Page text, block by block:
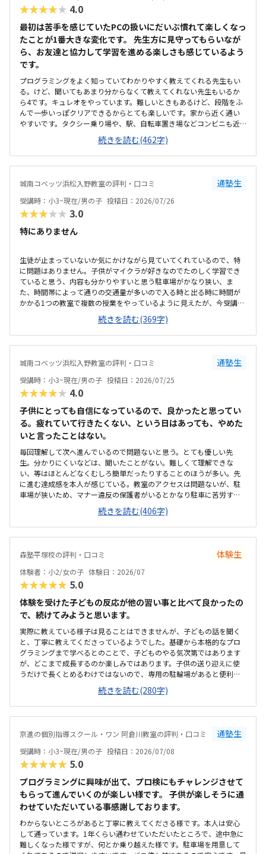
ことがありました。その際お電話いただき、少し延長してもいいです
かとご相談いただきました。時間がきたら終わり、とせずにご対応い
ただけたのでうれしかったです。今のところ特にありませんが、授業
内容が不透明なので習熟度がわからないところでしょうか。ただ本人
は楽しそうに通っています。特にありません。
★★★★★ 4.0
最初は苦手を感じていたPCの扱いにだいぶ慣れて楽しくなっ
たことが1番大きな変化です。 先生方に見守ってもらいなが
ら、お友達と協力して学習を進める楽しさも感じているよう
です。
プログラミングをよく知っていてわかりやすく教えてくれる先生もい
る。けど、聞いてもあまり分からなくて教えてくれない先生もいるか
ら4です。キュレオをやっています。難しいときもあるけど、段階をふ
んで一歩いっぽクリアできるからとても楽しいです。家から近く通い
やすいです。タクシー乗り場や、駅、自転車置き場などコンビニも近
くにあるのでとても便利です。部屋はスッキリしていてきれいで勉強
しやすいです。前に仕切りもあるから集中できる。温度も聞いて調整
してくれるから、過ごしやすいです。教えてもらう時とそうでない時
がある様子なので、あまり教えてもらわない場合には料金的には高い
え合ったりしながらマイペースに学習できるので、喜んで通っていま
す。トイレが教室から見えない離れた場所にあり、クラゼミやビル関
係以外の方も(屋外からも自由に入れる)使えるので、ひとりでトイレに
行かせるのがかなり心配です。学校と違って急かされることなくじっ
くり考えながら学習できるのが嬉しいと言っています。
続きを読む(462字)
城南コベッツ浜松入野教室の評判・口コミ 通塾生
受講時：小3~現在/男の子 投稿日：2026/07/26
★★★★★ 3.0
特にありません
生徒が止まっていないか気にかけながら見ていてくれているので、特
に問題はありません。子供がマイクラが好きなのでたのしく学習でき
ていると思う、内容も分かりやすいと思う駐車場がかなり狭い、ま
た、時間帯によって通りの交通量が多いので入る時と出る時に時間が
かかる1つの教室で複数の授業をやっているように見えたが、今受講し
ているものは他のクラスとかぶっていないので気にはしていないこの
くらいの金額はかかるものだと思う、特に不満はないです。回数も週
一回で特に不満は無いです。静かな雰囲気で学習できるのはよい、先
生も生徒がつまづいていないか気にかけながらされているので問題な
中できないなどの心配がある程度です特にありません
続きを読む(369字)
城南コベッツ浜松入野教室の評判・口コミ 通塾生
受講時：小3~現在/男の子 投稿日：2026/07/25
★★★★★ 4.0
子供にとっても自信になっているので、良かったと思ってい
る。疲れていて行きたくない、という日はあっても、やめた
いと言ったことはない。
毎回理解して次へ進んでいるので問題ないと思う。とても優しい先
生。分かりにくいなどは、聞いたことがない。難しくて理解できな
い、等はほとんどなくむしろ簡単だったりすることのほうが多い。先
に進む達成感を本人が感じている。教室のアクセスは問題ないが、駐
車場が狭いため、マナー違反の保護者がいるとかなり駐車に苦労す
る。教室側でも対応に苦慮している。教室というより、保護者のマナ
ー問題。個人塾として問題ない。置いているおやつが駄菓子とかでな
く、良いオヤツのため、子どもたちはいつも嬉しそう。こういった些
細なことも、テンションを維持できる一つになる。プログラミングに
他とあまり比較していないため分からない。塾長がベテランでいらっ
しゃるので、保護者にとってもためになる話をしてくださる。非常に
頼りになり、細かく要望も対応してくれているので助かる。特に思い
当たらない。
続きを読む(406字)
森塾平塚校の評判・口コミ 体験生
体験者：小2/女の子 体験日：2026/07
★★★★★ 5.0
体験を受けた子どもの反応が他の習い事と比べて良かったの
で、続けてみようと思います。
実際に教えている様子は見ることはできませんが、子どもの話を聞く
と、丁寧に教えてくださっているようでした。基礎から本格的なプロ
グラミングまで学べるとのことで、子どものやる気次第ではあります
が、どこまで成長するのか楽しみではあります。子供の送り迎えに使
うだけで長くとめるわけではないので、専用の駐輪場があると便利だ
なと思いました。教室は綺麗ですが、建物自体、廊下や階段などが煙
草臭くて、他のテナントも入っているので仕方がないのかも知れませ
んが、そこだけが気になりました。１時間やってもらえて、1か月一万
円前後なので、この内容なら高くはなく、続けられると思いました。
続きを読む(280字)
京進の個別指導スクール・ワン 阿倉川教室の評判・口コミ 通塾生
受講時：小3~現在/男の子 投稿日：2026/07/08
★★★★★ 5.0
プログラミングに興味が出て、プロ検にもチャレンジさせて
もらって進んでいくのが楽しい様です。 子供が楽しそうに通
わせていただいている事感謝しております。
わからないところがあると丁寧に教えてくださる様です。本人は安心
して通っています。1年くらい通わせていただいたところで、途中急に
難しくなった様ですが、何とか乗り越えた様です。駐車場を用意して